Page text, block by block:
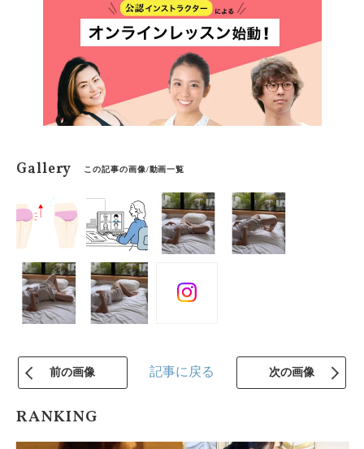
Gallery この記事の画像/動画一覧
前の画像 記事に戻る 次の画像
RANKING